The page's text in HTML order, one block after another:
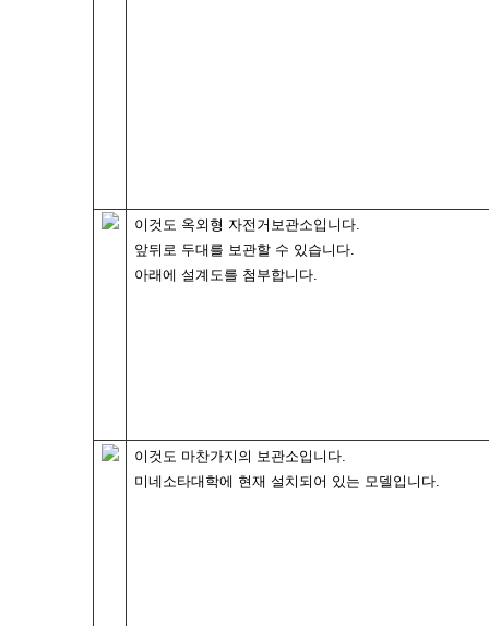
이것도 옥외형 자전거보관소입니다.
앞뒤로 두대를 보관할 수 있습니다.
아래에 설계도를 첨부합니다.
이것도 마찬가지의 보관소입니다.
미네소타대학에 현재 설치되어 있는 모델입니다.